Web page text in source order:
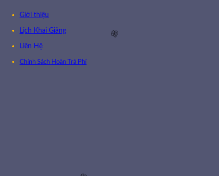
Giới thiệu
Lịch Khai Giảng
Liên Hệ
Chính Sách Hoàn Trả Phí